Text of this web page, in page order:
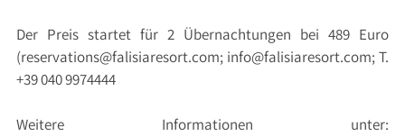
Der Preis startet für 2 Übernachtungen bei 489 Euro
(reservations@falisiaresort.com; info@falisiaresort.com; T.
+39 040 9974444
Weitere Informationen unter: